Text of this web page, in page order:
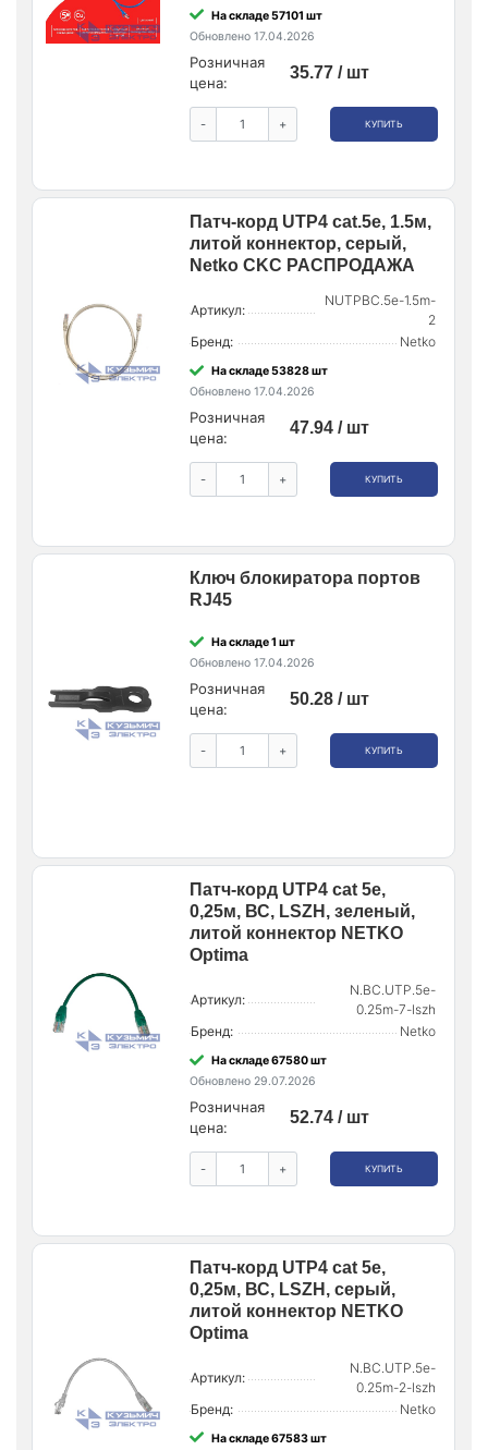
На складе 57101 шт
Обновлено 17.04.2026
Розничная
цена:
35.77 / шт
- + КУПИТЬ
Патч-корд UTP4 cat.5e, 1.5м,
литой коннектор, серый,
Netko CKC РАСПРОДАЖА
Артикул:
NUTPBC.5e-1.5m-
2
Бренд:
Netko
На складе 53828 шт
Обновлено 17.04.2026
Розничная
цена:
47.94 / шт
- + КУПИТЬ
Ключ блокиратора портов
RJ45
На складе 1 шт
Обновлено 17.04.2026
Розничная
цена:
50.28 / шт
- + КУПИТЬ
Патч-корд UTP4 cat 5e,
0,25м, ВС, LSZH, зеленый,
литой коннектор NETKO
Optima
Артикул:
N.BC.UTP.5e-
0.25m-7-lszh
Бренд:
Netko
На складе 67580 шт
Обновлено 29.07.2026
Розничная
цена:
52.74 / шт
- + КУПИТЬ
Патч-корд UTP4 cat 5e,
0,25м, ВС, LSZH, серый,
литой коннектор NETKO
Optima
Артикул:
N.BC.UTP.5e-
0.25m-2-lszh
Бренд:
Netko
На складе 67583 шт